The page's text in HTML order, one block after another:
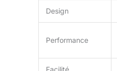
Design
Performance
Facilité